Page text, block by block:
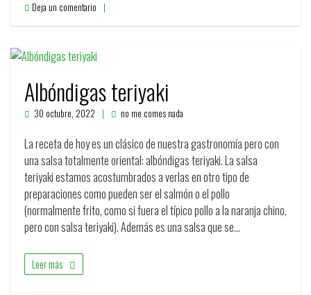
Deja un comentario
Albóndigas teriyaki
30 octubre, 2022 no me comes nada
La receta de hoy es un clásico de nuestra gastronomía pero con
una salsa totalmente oriental: albóndigas teriyaki. La salsa
teriyaki estamos acostumbrados a verlas en otro tipo de
preparaciones como pueden ser el salmón o el pollo
(normalmente frito, como si fuera el típico pollo a la naranja chino,
pero con salsa teriyaki). Además es una salsa que se…
Leer más